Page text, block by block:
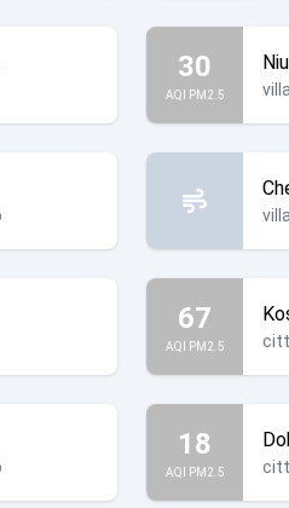
30
AQI PM2.5
67
AQI PM2.5
18
AQI PM2.5